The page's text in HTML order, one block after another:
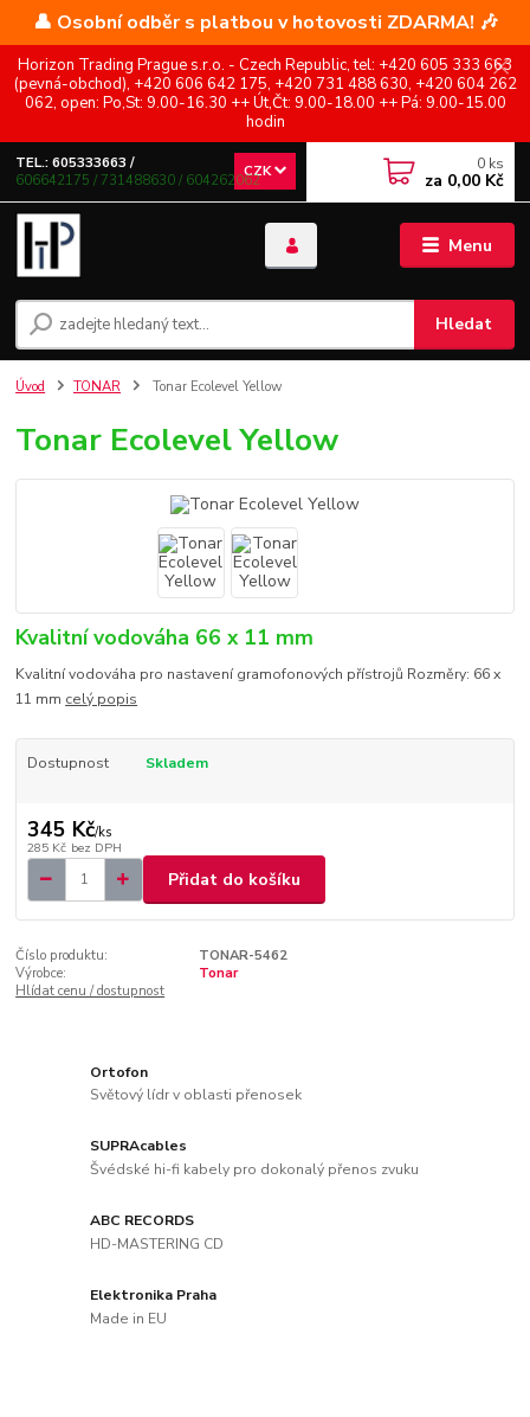
👤 Osobní odběr s platbou v hotovosti ZDARMA! 🎶
Horizon Trading Prague s.r.o. - Czech Republic, tel: +420 605 333 663
(pevná-obchod), +420 606 642 175, +420 731 488 630, +420 604 262
062, open: Po,St: 9.00-16.30 ++ Út,Čt: 9.00-18.00 ++ Pá: 9.00-15.00
hodin
Menu
CZK
Hledat
TEL.: 605333663 /
606642175 / 731488630 / 604262062
0 ks
za 0,00 Kč
Úvod TONAR Tonar Ecolevel Yellow
Tonar Ecolevel Yellow
Kvalitní vodováha 66 x 11 mm
Kvalitní vodováha pro nastavení gramofonových přístrojů Rozměry: 66 x
11 mm celý popis
Dostupnost Skladem
345 Kč/ks
285 Kč bez DPH
Přidat do košíku
Číslo produktu:
TONAR-5462
Výrobce:
Tonar
Hlídat cenu / dostupnost
Ortofon
Světový lídr v oblasti přenosek
SUPRAcables
Švédské hi-fi kabely pro dokonalý přenos zvuku
ABC RECORDS
HD-MASTERING CD
Elektronika Praha
Made in EU